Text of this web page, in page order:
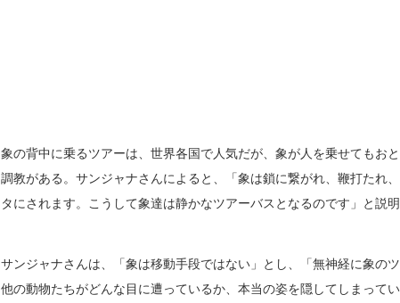
象の背中に乗るツアーは、世界各国で人気だが、象が人を乗せてもお
調教がある。サンジャナさんによると、「象は鎖に繋がれ、鞭打たれ
タにされます。こうして象達は静かなツアーバスとなるのです」と説明
サンジャナさんは、「象は移動手段ではない」とし、「無神経に象の
他の動物たちがどんな目に遭っているか、本当の姿を隠してしまってい